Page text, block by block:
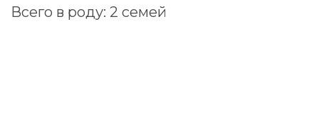
Всего в роду: 2 семей